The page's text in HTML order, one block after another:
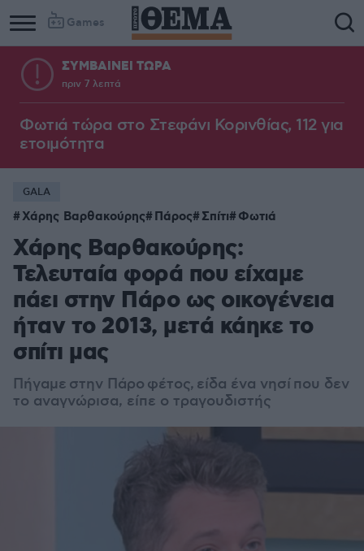
Games
ΣΥΜΒΑΙΝΕΙ ΤΩΡΑ
πριν 7 λεπτά
Φωτιά τώρα στο Στεφάνι Κορινθίας, 112 για
ετοιμότητα
GALA
Χάρης Βαρθακούρης Πάρος Σπίτι Φωτιά
Χάρης Βαρθακούρης:
Τελευταία φορά που είχαμε
πάει στην Πάρο ως οικογένεια
ήταν το 2013, μετά κάηκε το
σπίτι μας
Πήγαμε στην Πάρο φέτος, είδα ένα νησί που δεν
το αναγνώρισα, είπε ο τραγουδιστής